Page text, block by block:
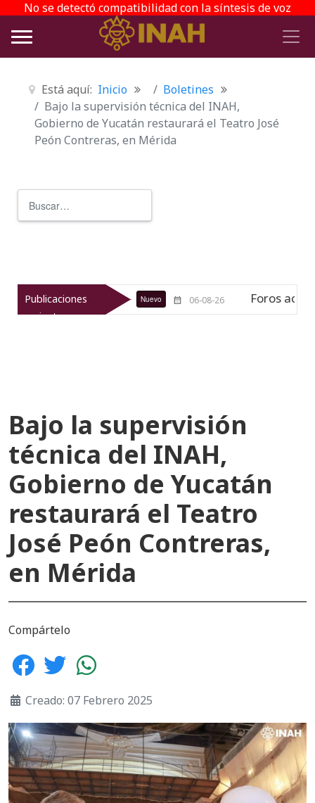
No se detectó compatibilidad con la síntesis de voz
Está aquí: Inicio
Boletines
Bajo la supervisión técnica del INAH,
Gobierno de Yucatán restaurará el Teatro José
Peón Contreras, en Mérida
Publicaciones
recientes
jesuita 06-08-26 Foros académicos
Bajo la supervisión
técnica del INAH,
Gobierno de Yucatán
restaurará el Teatro
José Peón Contreras,
en Mérida
Compártelo
Creado: 07 Febrero 2025